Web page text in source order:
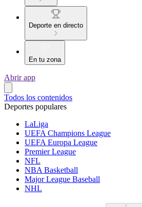
Deporte en directo
En tu zona
Abrir app
Todos los contenidos
Deportes populares
LaLiga
UEFA Champions League
UEFA Europa League
Premier League
NFL
NBA Basketball
Major League Baseball
NHL